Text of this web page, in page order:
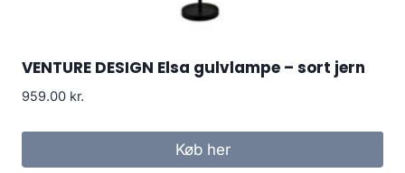
VENTURE DESIGN Elsa gulvlampe – sort jern
959.00 kr.
Køb her